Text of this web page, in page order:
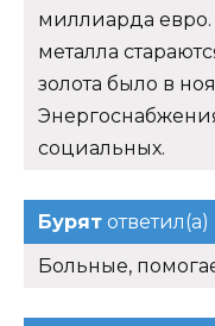
миллиарда
металла
золота было в
социальных.
Бурят ответил(а)
Больные,